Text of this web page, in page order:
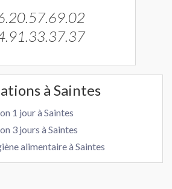
à Saintes
1 jour à Saintes
3 jours à Saintes
alimentaire à Saintes